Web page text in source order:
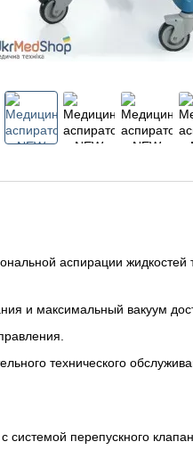
аспирации жидкостей
и максимальный вакуум
технического
перепускного